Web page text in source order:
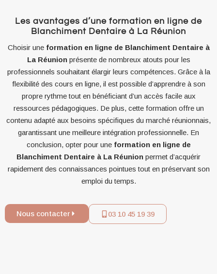
Les avantages d’une formation en ligne de
Blanchiment Dentaire à La Réunion
Choisir une formation en ligne de Blanchiment Dentaire à
La Réunionprésente de nombreux atouts pour les
professionnels souhaitant élargir leurs compétences. Grâce à la
flexibilité des cours en ligne, il est possible d’apprendre à son
propre rythme tout en bénéficiant d’un accès facile aux
ressources pédagogiques. De plus, cette formation offre un
contenu adapté aux besoins spécifiques du marché réunionnais,
garantissant une meilleure intégration professionnelle. En
conclusion, opter pour une formation en ligne de
Blanchiment Dentaire à La Réunion permet d’acquérir
rapidement des connaissances pointues tout en préservant son
emploi du temps.
Nous contacter 03 10 45 19 39